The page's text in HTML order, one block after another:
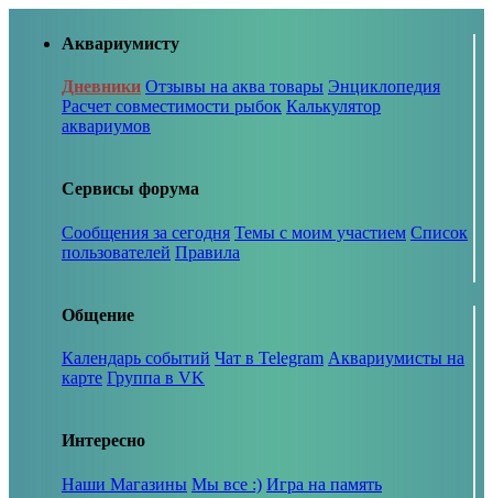
Аквариумисту
Дневники Отзывы на аква товары Энциклопедия
Расчет совместимости рыбок Калькулятор
аквариумов
Сервисы форума
Сообщения за сегодня Темы с моим участием Список
пользователей Правила
Общение
Календарь событий Чат в Telegram Аквариумисты на
карте Группа в VK
Интересно
Наши Магазины Мы все :) Игра на память